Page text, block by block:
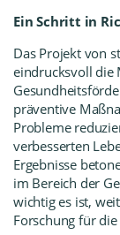
Ein Schritt in
Das Projekt von
eindrucksvoll die
präventive
Probleme
verbesserten
Ergebnisse
im Bereich der
wichtig es ist,
Forschung für